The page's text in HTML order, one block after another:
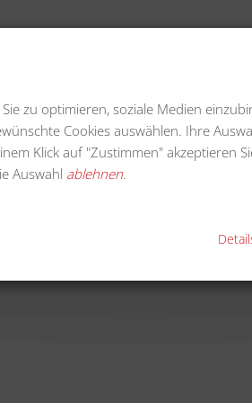
zu optimieren, soziale Medien
Cookies auswählen. Ihre
Klick auf "Zustimmen" akzeptieren
Auswahl ablehnen.